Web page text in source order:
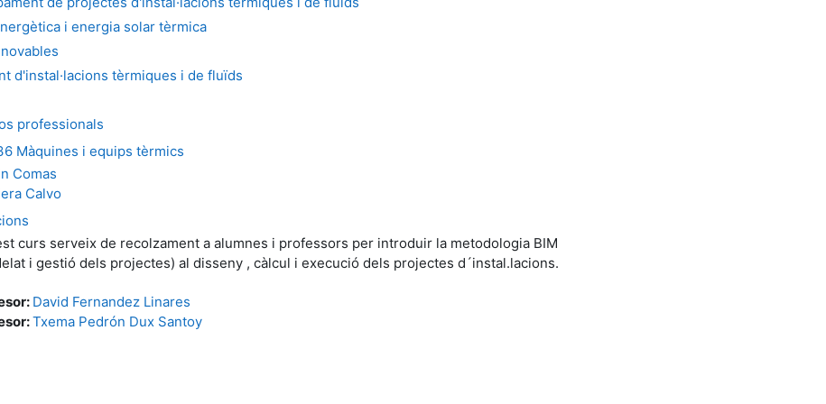
i energia solar tèrmica
d'instal·lacions tèrmiques i de fluïds
professionals
Màquines i equips tèrmics
Comas
Calvo
curs serveix de recolzament a alumnes i professors per introduir la metodologia BIM
i gestió dels projectes) al disseny , càlcul i execució dels projectes d´instal.lacions.
David Fernandez Linares
Txema Pedrón Dux Santoy